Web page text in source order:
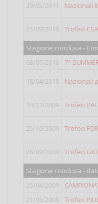
29/05/2011 Nazionali
25/09/2010 Trofeo
Stagione conclusa -
03/07/2010
7°
18/04/2010 Nazionali
14/11/2009 Trofeo
25/10/2009 Trofeo
26/09/2009 Trofeo
Stagione conclusa -
25/04/2009
21/03/2009
Trofeo